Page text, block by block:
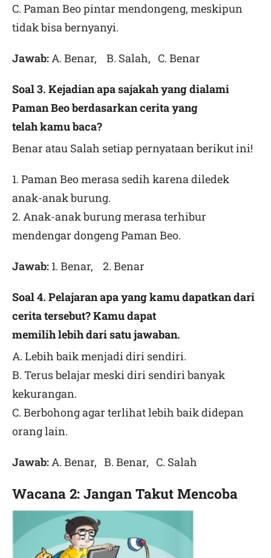
C. Paman Beo pintar mendongeng, meskipun
tidak bisa bernyanyi.
Jawab:A. Benar, B. Salah, C. Benar
Soal 3. Kejadian apa sajakah yang dialami
Paman Beo berdasarkan cerita yang
telah kamu baca?
Benar atau Salah setiap pernyataan berikut ini!
1. Paman Beo merasa sedih karena diledek
anak-anak burung.
2. Anak-anak burung merasa terhibur
mendengar dongeng Paman Beo.
Jawab: 1. Benar, 2. Benar
Soal 4. Pelajaran apa yang kamu dapatkan dari
cerita tersebut? Kamu dapat
memilih lebih dari satu jawaban.
A. Lebih baik menjadi diri sendiri.
B. Terus belajar meski diri sendiri banyak
kekurangan.
C. Berbohong agar terlihat lebih baik didepan
orang lain.
Jawab:A. Benar, B. Benar, C. Salah
Wacana 2: Jangan Takut Mencoba